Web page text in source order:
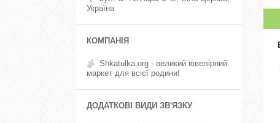
Україна
Shkatulka.org - великий ювелірний
маркет для всієї родини!